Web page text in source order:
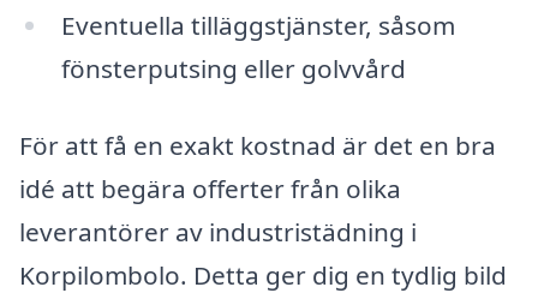
Eventuella tilläggstjänster, såsom
fönsterputsing eller golvvård
För att få en exakt kostnad är det en bra
idé att begära offerter från olika
leverantörer av industristädning i
Korpilombolo. Detta ger dig en tydlig bild